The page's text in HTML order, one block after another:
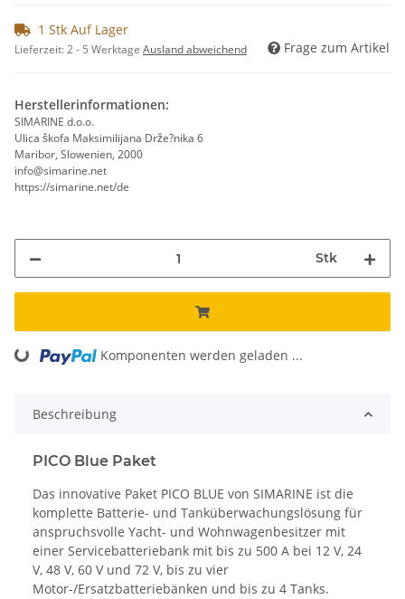
1 Stk Auf Lager
Lieferzeit:2 - 5 Werktage Ausland abweichend Frage zum Artikel
Herstellerinformationen:
SIMARINE d.o.o.
Ulica škofa Maksimilijana Drže?nika 6
Maribor, Slowenien, 2000
info@simarine.net
https://simarine.net/de
Stk
Komponenten werden geladen ...
Beschreibung
PICO Blue Paket
Das innovative Paket PICO BLUE von SIMARINE ist die
komplette Batterie- und Tanküberwachungslösung für
anspruchsvolle Yacht- und Wohnwagenbesitzer mit
einer Servicebatteriebank mit bis zu 500 A bei 12 V, 24
V, 48 V, 60 V und 72 V, bis zu vier
Motor-/Ersatzbatteriebänken und bis zu 4 Tanks.